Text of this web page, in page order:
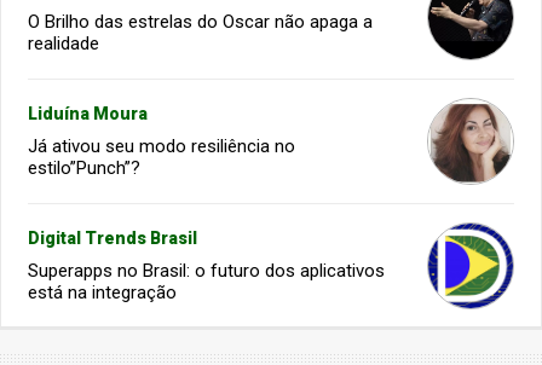
O Brilho das estrelas do Oscar não apaga a
realidade
Liduína Moura
Já ativou seu modo resiliência no
estilo”Punch”?
Digital Trends Brasil
Superapps no Brasil: o futuro dos aplicativos
está na integração